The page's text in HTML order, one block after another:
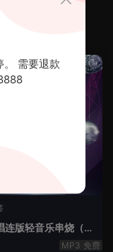
·轻音乐串烧
连版轻音乐串烧（治
免费
。 需要退款